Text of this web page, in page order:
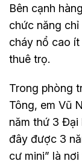
Bên cạnh
chức năng
cháy nổ cao
thuê trọ.
Trong phòng
Tông, em Vũ
năm thứ 3 Đại
đây được 3
cư mini” là